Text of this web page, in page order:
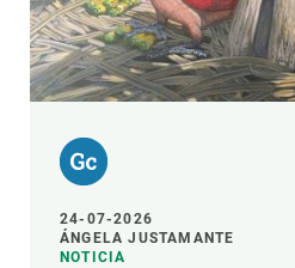
24-07-2026
ÁNGELA JUSTAMANTE
NOTICIA